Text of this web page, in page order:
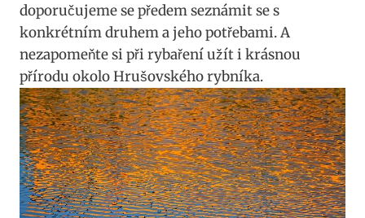
doporučujeme se předem seznámit se s
konkrétním druhem a jeho potřebami. A
nezapomeňte si při rybaření užít i krásnou
přírodu okolo Hrušovského rybníka.